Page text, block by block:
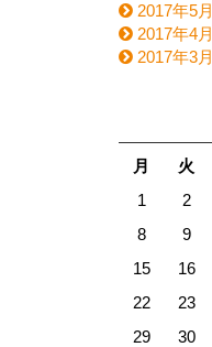
2017年5月
2017年4月
2017年3月
月 火
1
2
8
9
15
16
22
23
29
30